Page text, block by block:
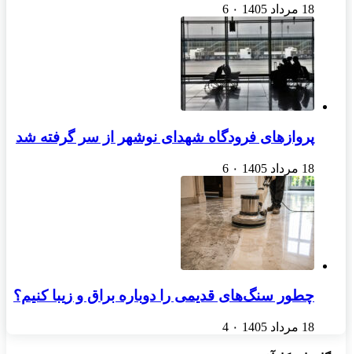
18 مرداد 1405 ۰ 6
پروازهای فرودگاه شهدای نوشهر از سر گرفته شد
18 مرداد 1405 ۰ 6
چطور سنگ‌های قدیمی را دوباره براق و زیبا کنیم؟
18 مرداد 1405 ۰ 4